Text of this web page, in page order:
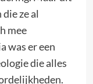
ze al
mee
was er een
die alles